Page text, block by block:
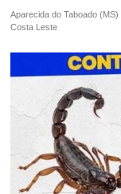
Aparecida do Taboado
Costa Leste